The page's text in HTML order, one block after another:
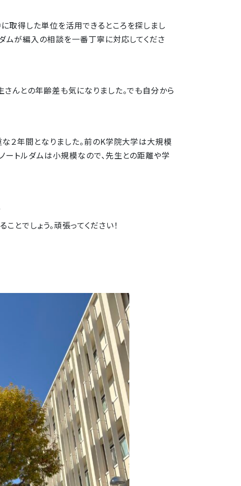
取得した単位を活用できるところを探しまし
ムが編入の相談を一番丁寧に対応してくださ
んとの年齢差も気になりました。でも自分から
２年間となりました。前のK学院大学は大規模
ートルダムは小規模なので、先生との距離や学
でしょう。頑張ってください！